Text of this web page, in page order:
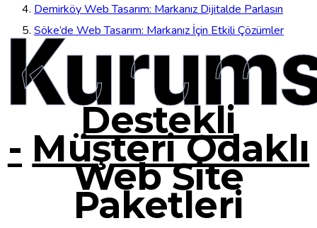
Demirköy Web Tasarım: Markanız Dijitalde Parlasın
Söke’de Web Tasarım: Markanız İçin Etkili Çözümler
Destekli
- Müşteri Odaklı
Web Site
Paketleri